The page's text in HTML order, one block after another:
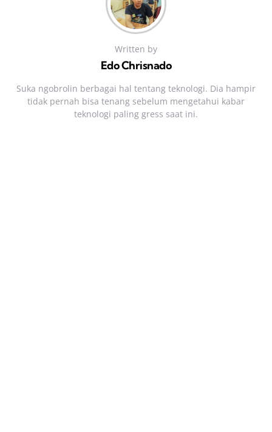
Written by
Edo Chrisnado
Suka ngobrolin berbagai hal tentang teknologi. Dia hampir
tidak pernah bisa tenang sebelum mengetahui kabar
teknologi paling gress saat ini.